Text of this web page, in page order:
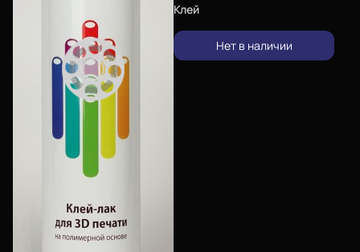
Клей
Нет в наличии